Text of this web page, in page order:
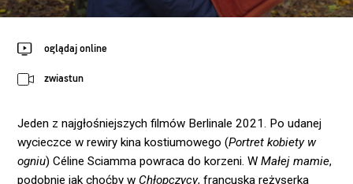
oglądaj online
zwiastun
Jeden z najgłośniejszych filmów Berlinale 2021. Po udanej
wycieczce w rewiry kina kostiumowego (Portret kobiety w
ogniu) Céline Sciamma powraca do korzeni. WMałej mamie,
podobnie jak choćby w Chłopczycy, francuska reżyserka